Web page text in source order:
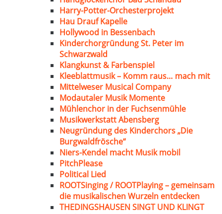
Harry-Potter-Orchesterprojekt
Hau Drauf Kapelle
Hollywood in Bessenbach
Kinderchorgründung St. Peter im
Schwarzwald
Klangkunst & Farbenspiel
Kleeblattmusik – Komm raus… mach mit
Mittelweser Musical Company
Modautaler Musik Momente
Mühlenchor in der Fuchsenmühle
Musikwerkstatt Abensberg
Neugründung des Kinderchors „Die
Burgwaldfrösche“
Niers-Kendel macht Musik mobil
PitchPlease
Political Lied
ROOTSinging / ROOTPlaying – gemeinsam
die musikalischen Wurzeln entdecken
THEDINGSHAUSEN SINGT UND KLINGT